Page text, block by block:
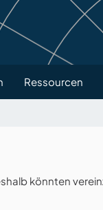
Ressourcen
könnten